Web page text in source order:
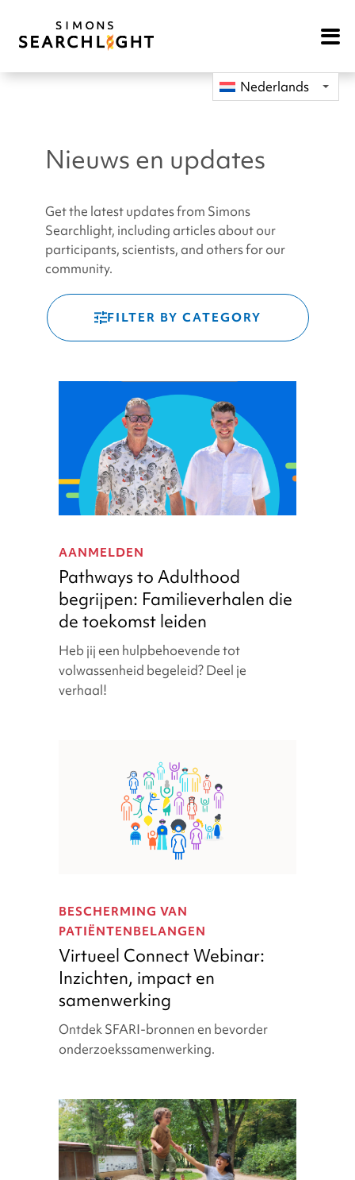
Open
Nederlands
Nieuws en updates
Get the latest updates from Simons
Searchlight, including articles about our
participants, scientists, and others for our
community.
FILTER BY CATEGORY
Adulthood
begrijpen:
Familieverhalen
die
toekomst
leiden
AANMELDEN
Pathways to Adulthood
begrijpen: Familieverhalen die
de toekomst leiden
Heb jij een hulpbehoevende tot
volwassenheid begeleid? Deel je
verhaal!
Connect
Webinar:
Inzichten,
impact
en
samenwerking
BESCHERMING VAN
PATIËNTENBELANGEN
Virtueel Connect Webinar:
Inzichten, impact en
samenwerking
Ontdek SFARI-bronnen en bevorder
onderzoekssamenwerking.